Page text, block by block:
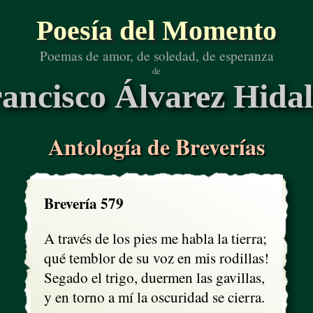
Poesía del Momento
Poemas de amor, de soledad, de esperanza
de
Álvarez
Antología de Breverías
Brevería 579
A través de los pies me habla la tierra;
qué temblor de su voz en mis rodillas!
Segado el trigo, duermen las gavillas,
y en torno a mí la oscuridad se cierra.